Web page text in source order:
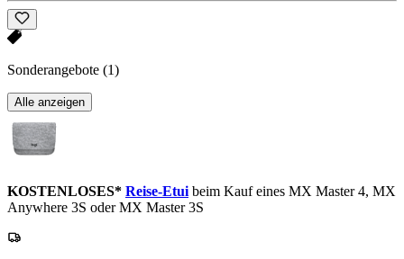
Sonderangebote (1)
Alle anzeigen
KOSTENLOSES* Reise-Etui beim Kauf eines MX Master 4, MX
Anywhere 3S oder MX Master 3S